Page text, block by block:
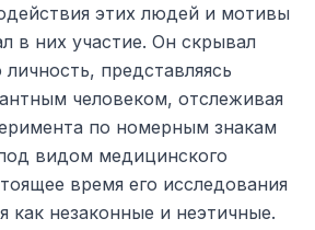
этих людей и мотивы
в них участие. Он скрывал
представляясь
человеком, отслеживая
по номерным знакам
видом медицинского
время его исследования
как незаконные и неэтичные.